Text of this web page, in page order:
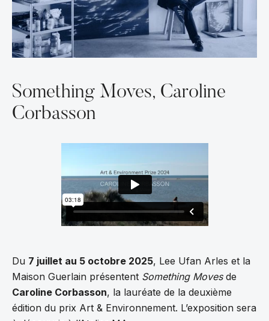
Something Moves, Caroline
Corbasson
Du 7 juillet au 5 octobre 2025, Lee Ufan Arles et la
Maison Guerlain présentent Something Movesde
Caroline Corbasson, la lauréate de la deuxième
édition du prix Art & Environnement. L’exposition sera